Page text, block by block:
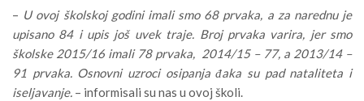
– U ovoj školskoj godini imali smo 68 prvaka, a za narednu je
upisano 84 i upis još uvek traje. Broj prvaka varira, jer smo
školske 2015/16 imali 78 prvaka, 2014/15 – 77, a 2013/14 –
91 prvaka. Osnovni uzroci osipanja đaka su pad nataliteta i
iseljavanje. – informisali su nas u ovoj školi.